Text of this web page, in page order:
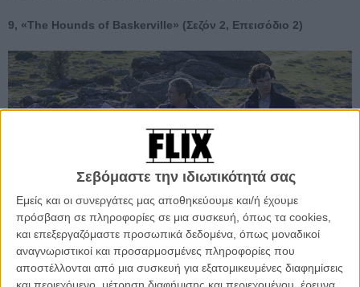
Σεβόμαστε την ιδιωτικότητά σας
Εμείς και οι συνεργάτες μας αποθηκεύουμε και/ή έχουμε
πρόσβαση σε πληροφορίες σε μια συσκευή, όπως τα cookies,
και επεξεργαζόμαστε προσωπικά δεδομένα, όπως μοναδικοί
αναγνωριστικοί και προσαρμοσμένες πληροφορίες που
αποστέλλονται από μια συσκευή για εξατομικευμένες διαφημίσεις
9, «The Hounds of Baskerville» (Σεζόν 2, Επεισόδιο 2)